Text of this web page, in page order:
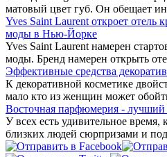
матовый цвет губ. Он обещает
Yves Saint Laurent откроет отель
моды в Нью-Йорке
Yves Saint Laurent намерен
моды. Бренд намерен открыть
Эффективные средства
К декоративной косметике
мало кто из женщин может
Восточная парфюмерия -
У всех есть удивительное время,
близких людей сюрпризами и